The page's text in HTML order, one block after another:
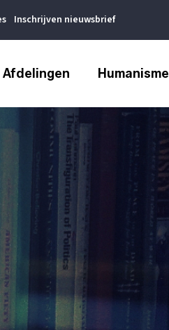
Inschrijven nieuwsbrief
Afdelingen Humanisme